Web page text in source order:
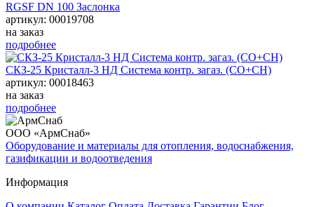
RGSF DN 100 Заслонка
артикул: 00019708
на заказ
подробнее
СКЗ-25 Кристалл-3 НД Система контр. загаз. (СО+СН)
артикул: 00018463
на заказ
подробнее
ООО «АрмСнаб»
Оборудование и материалы для отопления, водоснабжения,
газификации и водоотведения
Информация